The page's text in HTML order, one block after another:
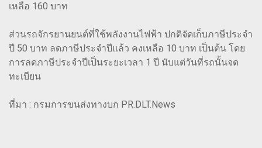
เหลือ 160 บาท
ส่วนรถจักรยานยนต์ที่ใช้พลังงานไฟฟ้า ปกติจัดเก็บภาษีประจำ
ปี 50 บาท ลดภาษีประจำปีแล้ว คงเหลือ 10 บาท เป็นต้น โดย
การลดภาษีประจำปีเป็นระยะเวลา 1 ปี นับแต่วันที่รถนั้นจด
ทะเบียน
ที่มา : กรมการขนส่งทางบก PR.DLT.News